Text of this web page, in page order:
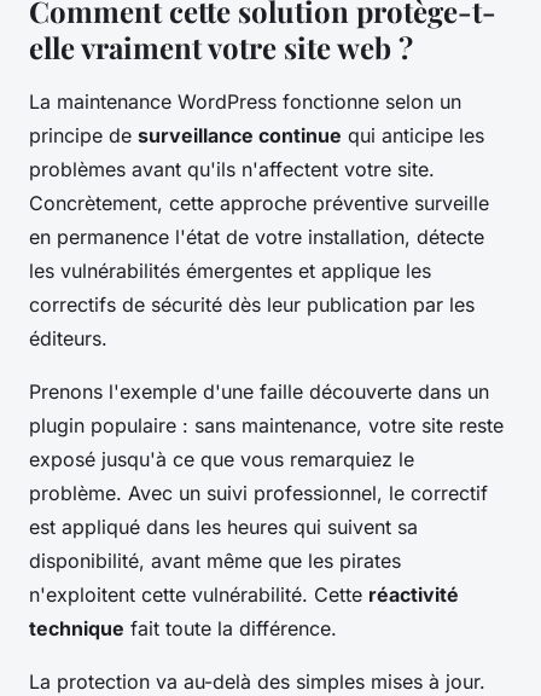
Comment cette solution protège-t-
elle vraiment votre site web ?
La maintenance WordPress fonctionne selon un
principe de surveillance continue qui anticipe les
problèmes avant qu'ils n'affectent votre site.
Concrètement, cette approche préventive surveille
en permanence l'état de votre installation, détecte
les vulnérabilités émergentes et applique les
correctifs de sécurité dès leur publication par les
éditeurs.
Prenons l'exemple d'une faille découverte dans un
plugin populaire : sans maintenance, votre site reste
exposé jusqu'à ce que vous remarquiez le
problème. Avec un suivi professionnel, le correctif
est appliqué dans les heures qui suivent sa
disponibilité, avant même que les pirates
n'exploitent cette vulnérabilité. Cette réactivité
technique fait toute la différence.
La protection va au-delà des simples mises à jour.